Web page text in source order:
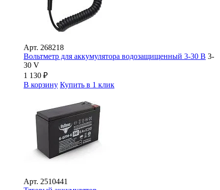
Арт. 268218
Вольтметр для аккумулятора водозащищенный 3-30 В 3-
30 V
1 130 ₽
В корзину Купить в 1 клик
Арт. 2510441